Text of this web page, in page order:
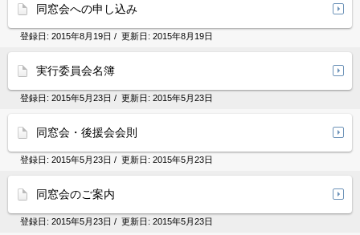
同窓会への申し込み
登録日: 2015年8月19日 / 更新日: 2015年8月19日
実行委員会名簿
登録日: 2015年5月23日 / 更新日: 2015年5月23日
同窓会・後援会会則
登録日: 2015年5月23日 / 更新日: 2015年5月23日
同窓会のご案内
登録日: 2015年5月23日 / 更新日: 2015年5月23日